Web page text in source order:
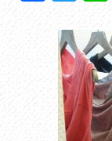
bo
ok
tte
r